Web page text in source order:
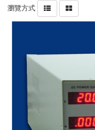
瀏覽方式